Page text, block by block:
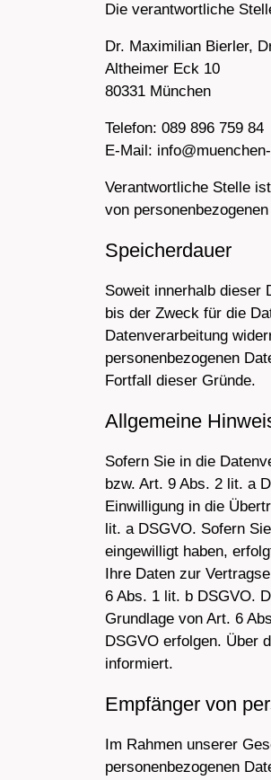
Die verantwortliche
Dr. Maximilian Bierler,
Altheimer Eck 10
80331 München
Telefon: 089 896 759 84
E-Mail:
Verantwortliche Stelle
von
Speicherdauer
Soweit innerhalb dieser
bis der Zweck für die
Datenverarbeitung
personenbezogenen
Fortfall dieser Gründe.
Allgemeine
Sofern Sie in die
bzw. Art. 9 Abs. 2 lit. a
Einwilligung in die
lit. a DSGVO. Sofern
eingewilligt haben,
Ihre Daten zur
6 Abs. 1 lit. b DSGVO.
Grundlage von Art. 6
DSGVO erfolgen. Über
informiert.
Empfänger von
Im Rahmen unserer
personenbezogenen